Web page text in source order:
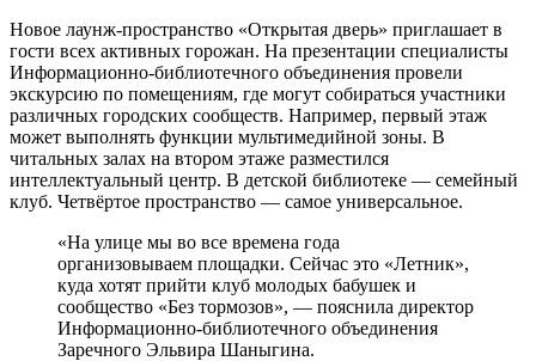
Новое лаунж-пространство «Открытая дверь» приглашает в
гости всех активных горожан. На презентации специалисты
Информационно-библиотечного объединения провели
экскурсию по помещениям, где могут собираться участники
различных городских сообществ. Например, первый этаж
может выполнять функции мультимедийной зоны. В
читальных залах на втором этаже разместился
интеллектуальный центр. В детской библиотеке — семейный
клуб. Четвёртое пространство — самое универсальное.
«На улице мы во все времена года
организовываем площадки. Сейчас это «Летник»,
куда хотят прийти клуб молодых бабушек и
сообщество «Без тормозов», — пояснила директор
Информационно-библиотечного объединения
Заречного Эльвира Шаныгина.